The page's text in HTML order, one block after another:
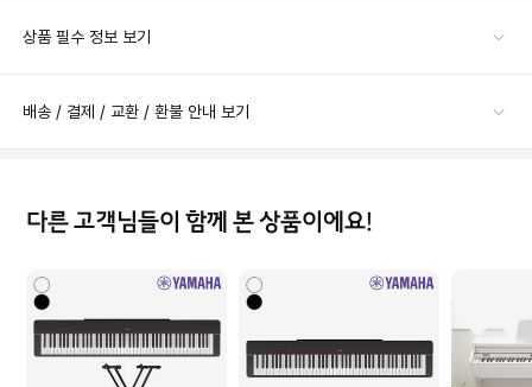
상품 필수 정보 보기
배송 / 결제 / 교환 / 환불 안내 보기
다른 고객님들이 함께 본 상품이에요!